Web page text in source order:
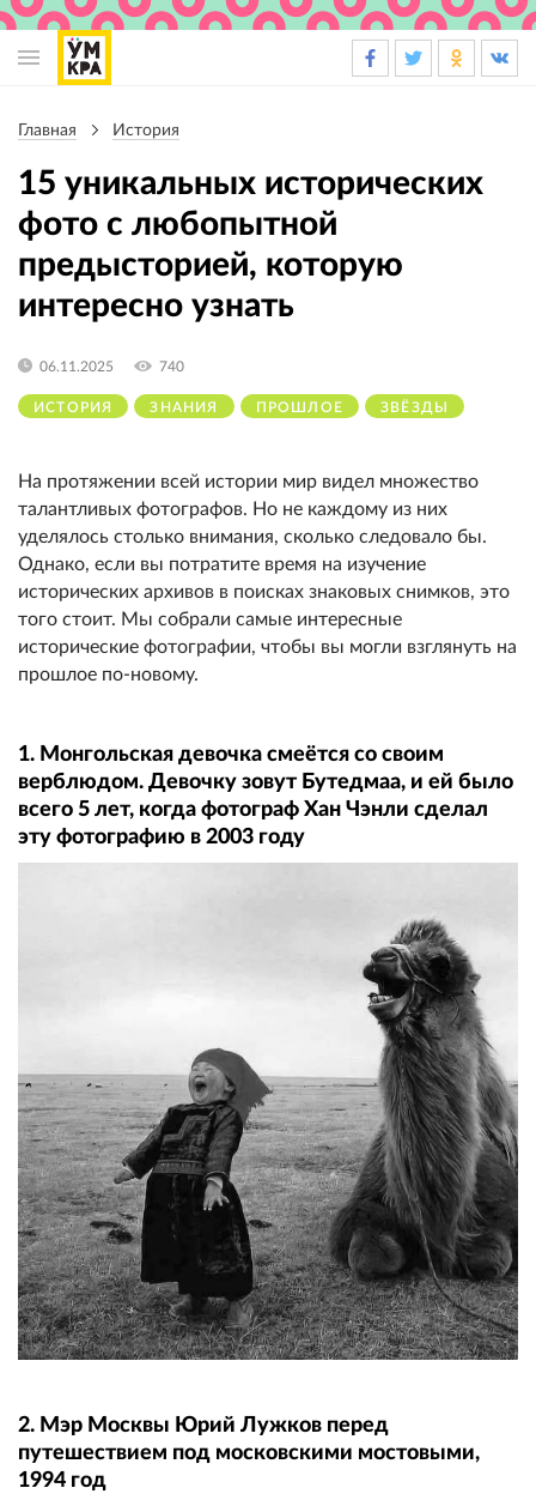
навигации
Главная История
15 уникальных исторических
фото с любопытной
предысторией, которую
интересно узнать
ИСТОРИЯ ЗНАНИЯ ПРОШЛОЕ ЗВЁЗДЫ
06.11.2025 740
На протяжении всей истории мир видел множество
талантливых фотографов. Но не каждому из них
уделялось столько внимания, сколько следовало бы.
Однако, если вы потратите время на изучение
исторических архивов в поисках знаковых снимков, это
того стоит. Мы собрали самые интересные
исторические фотографии, чтобы вы могли взглянуть на
прошлое по-новому.
1. Монгольская девочка смеётся со своим
верблюдом. Девочку зовут Бутедмаа, и ей было
всего 5 лет, когда фотограф Хан Чэнли сделал
эту фотографию в 2003 году
2. Мэр Москвы Юрий Лужков перед
путешествием под московскими мостовыми,
1994 год